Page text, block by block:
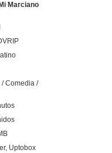
Mi Marciano
Comedia /
Uptobox